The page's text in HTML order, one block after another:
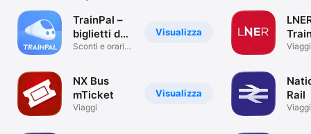
Visualizza
TrainPal –
biglietti del
treno
Sconti e orari:
Visualizza
NX Bus
mTicket
Viaggi
&
Viaggi
Rail
Viaggi